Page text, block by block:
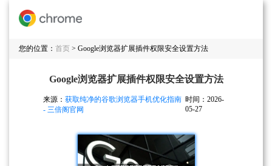
您的位置： 首页 > Google浏览器扩展插件权限安全设置方法
Google浏览器扩展插件权限安全设置方法
来源： 获取纯净的谷歌浏览器手机优化指南
- 三倍阁官网
时间：2026-
05-27